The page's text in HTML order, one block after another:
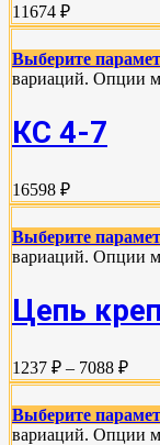
11674 ₽
Выберите
вариаций. Опции
КС 4-7
16598 ₽
Выберите
вариаций. Опции
Цепь
1237 ₽ – 7088 ₽
Выберите
вариаций. Опции